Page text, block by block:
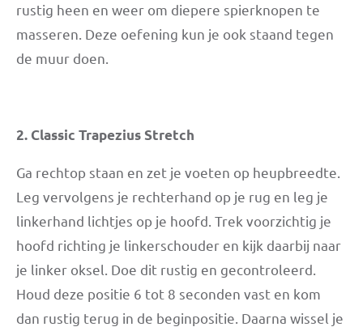
rustig heen en weer om diepere spierknopen te
masseren. Deze oefening kun je ook staand tegen
de muur doen.
2. Classic Trapezius Stretch
Ga rechtop staan en zet je voeten op heupbreedte.
Leg vervolgens je rechterhand op je rug en leg je
linkerhand lichtjes op je hoofd. Trek voorzichtig je
hoofd richting je linkerschouder en kijk daarbij naar
je linker oksel. Doe dit rustig en gecontroleerd.
Houd deze positie 6 tot 8 seconden vast en kom
dan rustig terug in de beginpositie. Daarna wissel je